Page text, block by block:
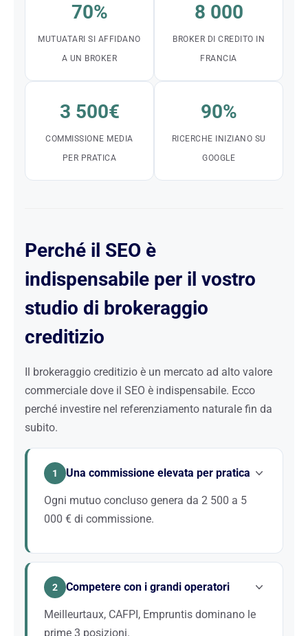
70%
MUTUATARI SI AFFIDANO
A UN BROKER
8 000
BROKER DI CREDITO IN
FRANCIA
3 500€
COMMISSIONE MEDIA
PER PRATICA
90%
RICERCHE INIZIANO SU
GOOGLE
Perché il SEO è
indispensabile per il vostro
studio di brokeraggio
creditizio
Il brokeraggio creditizio è un mercato ad alto valore
commerciale dove il SEO è indispensabile. Ecco
perché investire nel referenziamento naturale fin da
subito.
1 Una commissione elevata per pratica
Ogni mutuo concluso genera da 2 500 a 5
000 € di commissione.
Con un tale valore per pratica, il SEO è il canale di
acquisito tramite Google ripaga diversi mesi di
2 Competere con i grandi operatori
Meilleurtaux, CAFPI, Empruntis dominano le
prime 3 posizioni.